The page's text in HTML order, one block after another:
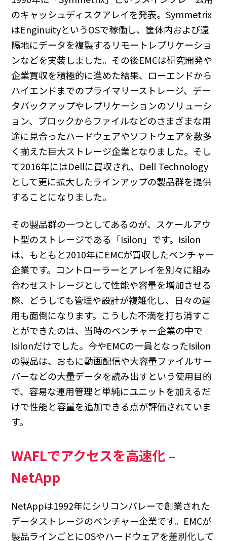
のキャッシュディスクアレイを発表。Symmetrix
はEnginuityというOSで稼働し、筐体内および遠
隔地にデータを複製するリモートレプリケーショ
ンなどを実装しました。その後EMCは研究開発や
企業買収を積極的に進めた結果、ローエンドから
ハイエンドまでのプライマリーストレージ、デー
タバックアップやレプリケーションのソリューシ
ョン、ブロックからファイルなどのさまざまな用
途に見合ったハードウェアやソフトウェアを数多
く揃えた巨大ストレージ企業となりました。そし
て2016年にはDellに買収され、Dell Technology
として更に拡大したラインアップの製品群を提供
することになりました。
その製品群の一つとしてあるのが、スケールアウ
ト型のストレージである「Isilon」です。Isilon
は、もともと2010年にEMCが買収したベンチャー
企業です。コントローラーとアレイを別々に組み
合わせストレージとして性能や容量を増加させる
際、どうしても管理や設計が複雑化し、日々の運
用も面倒になります。こうした不満を打ち消すこ
とができたのは、当時のベンチャー企業の中で
Isilonだけでした。今やEMCの一員となったIsilon
の製品は、おもに動画配信や大容量ファイルサー
バーなどの大量データを読み出すという使用目的
で、容易な運用管理と単純にユニットを加えるだ
けで性能と容量を追加できる点が評価されていま
す。
WAFLでアクセスを高速化 –
NetApp
NetAppは1992年にシリコンバレーで創業された
データストレージのベンチャー企業です。EMCが
製品ラインごとにOSやハードウェアを差別化して